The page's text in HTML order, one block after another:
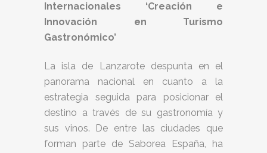
Internacionales ‘Creación e
Innovación en Turismo
Gastronómico’
La isla de Lanzarote despunta en el
panorama nacional en cuanto a la
estrategia seguida para posicionar el
destino a través de su gastronomía y
sus vinos. De entre las ciudades que
forman parte de Saborea España, ha